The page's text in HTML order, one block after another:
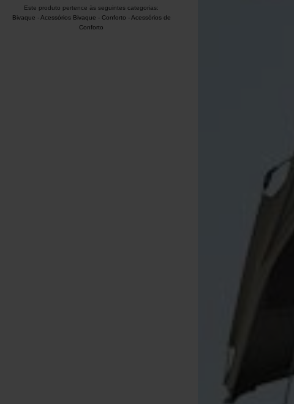
Este produto pertence às seguintes categorias:
Bivaque -Acessórios Bivaque - Conforto -Acessórios de
Conforto